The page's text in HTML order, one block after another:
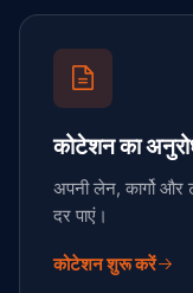
कोटेशन का
अपनी लेन, कार्गो और
दर पाएं।
कोटेशन शुरू करें